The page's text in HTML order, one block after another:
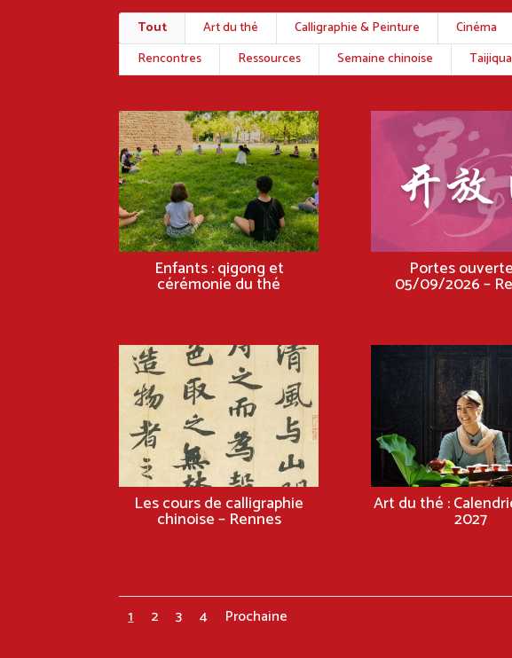
Tout Art du thé Calligraphie & Peinture Cinéma
Rencontres
Ressources Semaine chinoise
Enfants : qigong et
cérémonie du thé
Portes
05/09/2026 –
Les cours de calligraphie
chinoise – Rennes
Art du thé :
2027
1 2 3 4 Prochaine